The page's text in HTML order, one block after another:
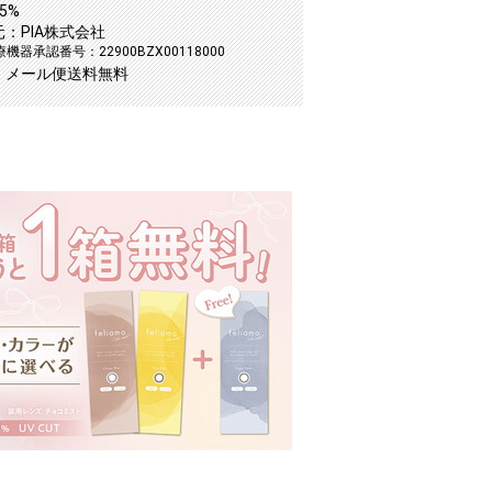
：PIA株式会社
機器承認番号：22900BZX00118000
メール便送料無料